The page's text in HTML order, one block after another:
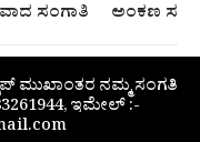
ಸಂಗಾತಿ ಅಂಕಣ
ಮುಖಾಂತರ ನಮ್ಮ ಸಂಗತಿ
ಇಮೇಲ್ :-